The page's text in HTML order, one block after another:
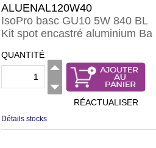
ALUENAL120W40
IsoPro basc GU10 5W 840 BL
Kit spot encastré aluminium Ba
QUANTITÉ
RÉACTUALISER
Détails stocks